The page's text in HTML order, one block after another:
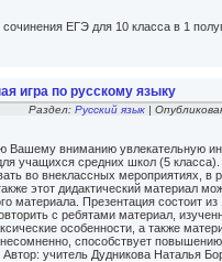
ЕГЭ для 10 класса в 1
игра по русскому языку
Раздел: Русский язык |
Вашему вниманию увлекательную
учащихся средних школ (5
во внеклассных мероприятиях, в
этот дидактический материал
материала. Презентация состоит
с ребятами материал,
особенности, а также
способствует
учитель Дудникова Наталья